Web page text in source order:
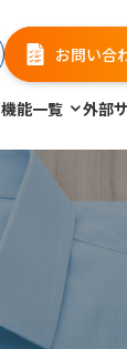
お問い合
機能一覧 外部